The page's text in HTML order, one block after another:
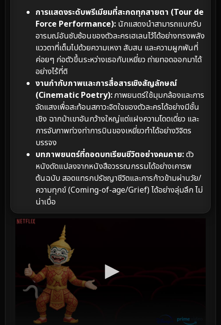
การแสดงระดับพรีเมียมที่สะกดทุกสายตา (Tour de
Force Performance): นักแสดงนำสามารถแบกรับ
อารมณ์อันซับซ้อนของตัวละครเฮเลนไว้ได้อย่างทรงพลัง
แววตาที่เต็มไปด้วยความเหงา สับสน และความผูกพันที่
ค่อยๆ ก่อตัวขึ้นระหว่างเธอกับเหยี่ยว ถ่ายทอดออกมาได้
อย่างไร้ที่ติ
งานกำกับภาพและการสื่อสารเชิงสัญลักษณ์
(Cinematic Poetry):ภาพยนตร์ใช้มุมกล้องและการ
จัดแสงเพื่อสะท้อนสภาวะจิตใจของตัวละครได้อย่างมีชั้น
เชิง ฉากป่าเขาอันกว้างใหญ่แต่แฝงความโดดเดี่ยว และ
การจับภาพท่วงท่าการบินของเหยี่ยวทำได้อย่างวิจิตร
บรรจง
บทภาพยนตร์ที่ถอดบทเรียนชีวิตอย่างคมคาย:ตัว
หนังดัดแปลงจากหนังสือวรรณกรรมได้อย่างเคารพ
ต้นฉบับ สอดแทรกปรัชญาชีวิตและการก้าวข้ามผ่านวัย/
ความทุกข์ (Coming-of-age/Grief) ได้อย่างลุ่มลึก ไม่
น่าเบื่อ